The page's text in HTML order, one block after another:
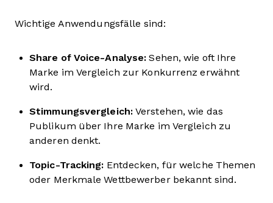
Wichtige Anwendungsfälle sind:
Share of Voice-Analyse: Sehen, wie oft Ihre
Marke im Vergleich zur Konkurrenz erwähnt
wird.
Stimmungsvergleich:Verstehen, wie das
Publikum über Ihre Marke im Vergleich zu
anderen denkt.
Topic-Tracking: Entdecken, für welche Themen
oder Merkmale Wettbewerber bekannt sind.